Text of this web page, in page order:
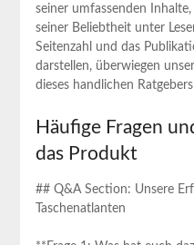
seiner umfassenden
‌seiner Beliebtheit unter
Seitenzahl​ und das
darstellen, überwiegen
dieses handlichen
Häufige Fragen
das Produkt
## Q&A Section: Unsere
Taschenatlanten